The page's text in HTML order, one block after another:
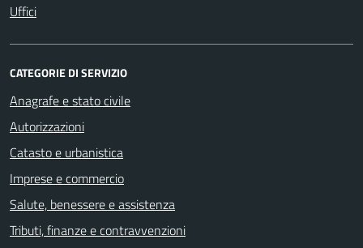
Uffici
CATEGORIE DI SERVIZIO
Anagrafe e stato civile
Autorizzazioni
Catasto e urbanistica
Imprese e commercio
Salute, benessere e assistenza
Tributi, finanze e contravvenzioni